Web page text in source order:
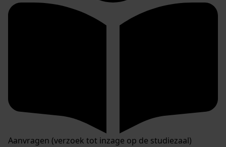
Aanvragen (verzoek tot inzage op de studiezaal)